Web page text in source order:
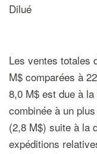
Dilué
Les ventes totales
M$ comparées à
8,0 M$ est due à
combinée à un
(2,8 M$) suite à la
expéditions